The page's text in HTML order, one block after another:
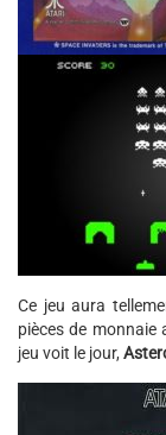
Ce jeu aura
pièces de
jeu voit le jour,